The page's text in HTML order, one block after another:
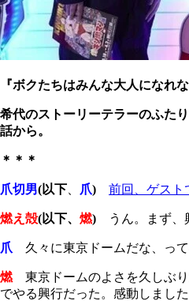
『ボクたちはみんな大人になれ
希代のストーリーテラーのふた
話から。
＊＊＊
爪切男(以下 爪) 前回、ゲスト
燃え殻(以下、 燃) うん。まず、
爪 久々に東京ドームだな、って
燃東京ドームのよさを久しぶり
でやる興行だった。感動しました